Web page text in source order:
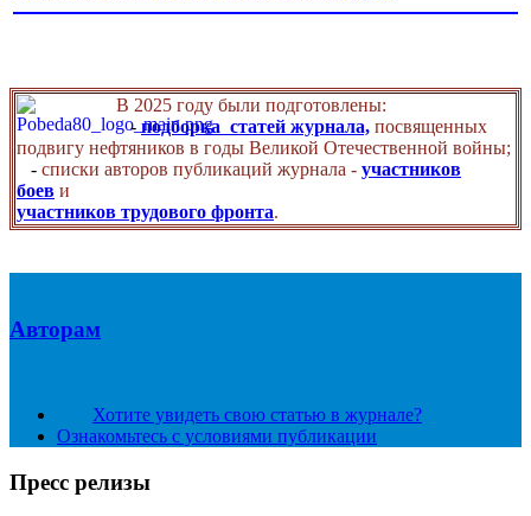
В 2025 году были подготовлены:
- подборка статей журнала, посвященных
подвигу нефтяников в годы Великой Отечественной войны;
- списки авторов публикаций журнала - участников
боев и
участников трудового фронта.
Авторам
Хотите увидеть свою статью в журнале?
Ознакомьтесь с условиями публикации
Пресс релизы